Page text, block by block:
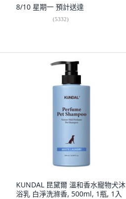
8/10 星期一 預計送達
(5332)
KUNDAL 昆黛爾 溫和香水寵物犬沐
浴乳 白淨洗滌香, 500ml, 1瓶, 1入